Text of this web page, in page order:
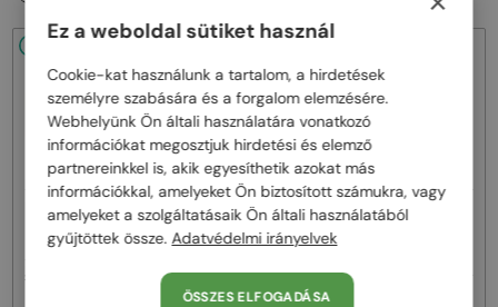
MIU MIU—Napszemüvegek
MU A55S - ​1BC90Q - ​57
119 000 Ft
MIU MIU—Napszemüvegek
MU 11ZS - 16K01O - 51
83 000 Ft
Ez a weboldal sütiket használ
Cookie-kat használunk a tartalom, a hirdetések
személyre szabására és a forgalom elemzésére.
Webhelyünk Ön általi használatára vonatkozó
információkat megosztjuk hirdetési és elemző
partnereinkkel is, akik egyesíthetik azokat más
információkkal, amelyeket Ön biztosított számukra, vagy
amelyeket a szolgáltatásaik Ön általi használatából
gyűjtöttek össze.Adatvédelmi irányelvek
ÖSSZES ELFOGADÁSA